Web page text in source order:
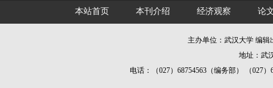
本站首页 本刊介绍 经济观察 论
主办单位：武汉大学 编
地址：武
电话：（027）68754563（编务部） （027